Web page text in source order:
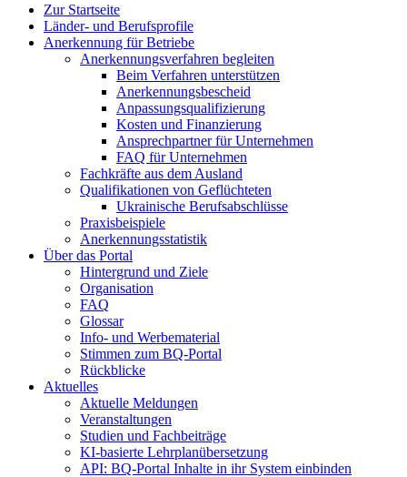
Zur Startseite
Länder- und Berufsprofile
Anerkennung für Betriebe
Anerkennungsverfahren begleiten
Beim Verfahren unterstützen
Anerkennungsbescheid
Anpassungsqualifizierung
Kosten und Finanzierung
Ansprechpartner für Unternehmen
FAQ für Unternehmen
Fachkräfte aus dem Ausland
Qualifikationen von Geflüchteten
Ukrainische Berufsabschlüsse
Praxisbeispiele
Anerkennungsstatistik
Über das Portal
Hintergrund und Ziele
Organisation
FAQ
Glossar
Info- und Werbematerial
Stimmen zum BQ-Portal
Rückblicke
Aktuelles
Aktuelle Meldungen
Veranstaltungen
Studien und Fachbeiträge
KI-basierte Lehrplanübersetzung
API: BQ-Portal Inhalte in ihr System einbinden